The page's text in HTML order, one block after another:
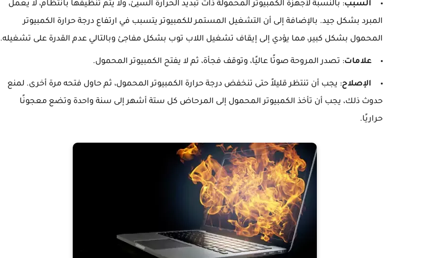
السبب: بالنسبة لأجهزة الكمبيوتر المحمولة ذات تبديد الحرارة السيئ، ولا يتم تنظيفها بانتظام، لا يعمل
المبرد بشكل جيد. بالإضافة إلى أن التشغيل المستمر للكمبيوتر يتسبب في ارتفاع درجة حرارة الكمبيوتر
المحمول بشكل كبير، مما يؤدي إلى إيقاف تشغيل اللاب توب بشكل مفاجئ وبالتالي عدم القدرة على تشغيله.
علامات: تصدر المروحة صوتًا عاليًا، وتوقف فجأة، ثم لا يفتح الكمبيوتر المحمول.
الإصلاح: يجب أن تنتظر قليلاً حتى تنخفض درجة حرارة الكمبيوتر المحمول، ثم حاول فتحه مرة أخرى. لمنع
حدوث ذلك، يجب أن تأخذ الكمبيوتر المحمول إلى المرحاض كل ستة أشهر إلى سنة واحدة وتضع معجونًا
حراريًا.